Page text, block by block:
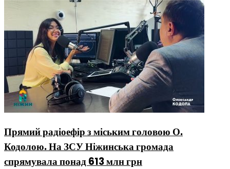
Прямий радіоефір з міським головою О.
Кодолою. На ЗСУ Ніжинська громада
спрямувала понад 613 млн грн